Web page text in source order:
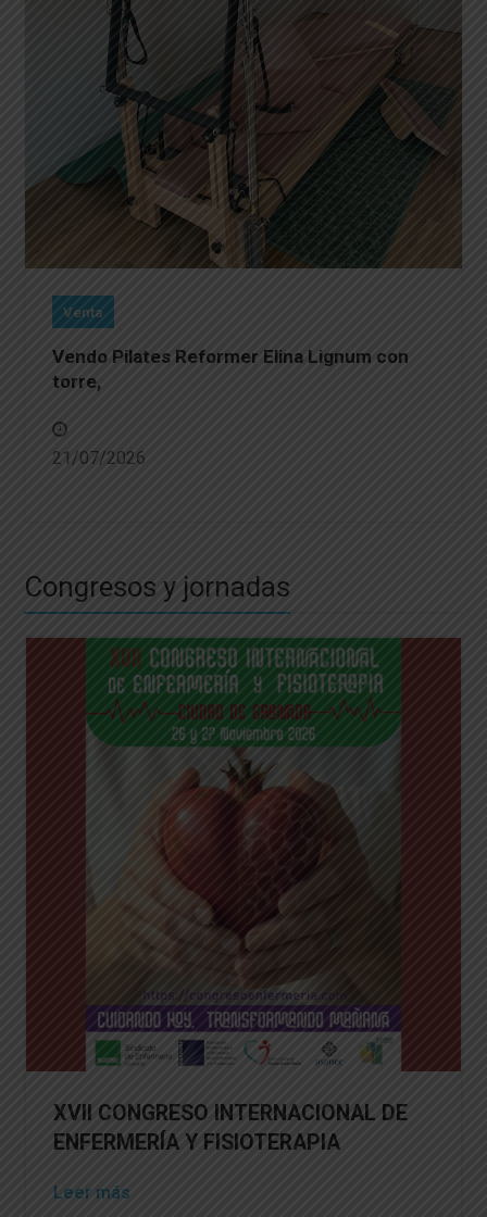
Venta
Vendo Pilates Reformer Elina Lignum con
torre,
21/07/2026
Congresos y jornadas
XVII CONGRESO INTERNACIONAL DE
ENFERMERÍA Y FISIOTERAPIA
Leer más